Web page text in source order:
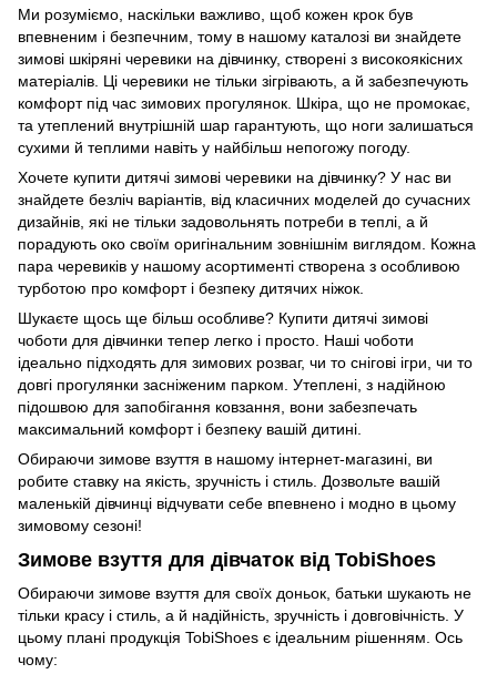
Ми розуміємо, наскільки важливо, щоб кожен крок був
впевненим і безпечним, тому в нашому каталозі ви знайдете
зимові шкіряні черевики на дівчинку, створені з високоякісних
матеріалів. Ці черевики не тільки зігрівають, а й забезпечують
комфорт під час зимових прогулянок. Шкіра, що не промокає,
та утеплений внутрішній шар гарантують, що ноги залишаться
сухими й теплими навіть у найбільш непогожу погоду.
Хочете купити дитячі зимові черевики на дівчинку? У нас ви
знайдете безліч варіантів, від класичних моделей до сучасних
дизайнів, які не тільки задовольнять потреби в теплі, а й
порадують око своїм оригінальним зовнішнім виглядом. Кожна
пара черевиків у нашому асортименті створена з особливою
турботою про комфорт і безпеку дитячих ніжок.
Шукаєте щось ще більш особливе? Купити дитячі зимові
чоботи для дівчинки тепер легко і просто. Наші чоботи
ідеально підходять для зимових розваг, чи то снігові ігри, чи то
довгі прогулянки засніженим парком. Утеплені, з надійною
підошвою для запобігання ковзання, вони забезпечать
максимальний комфорт і безпеку вашій дитині.
Обираючи зимове взуття в нашому інтернет-магазині, ви
робите ставку на якість, зручність і стиль. Дозвольте вашій
маленькій дівчинці відчувати себе впевнено і модно в цьому
зимовому сезоні!
Зимове взуття для дівчаток від TobiShoes
Обираючи зимове взуття для своїх доньок, батьки шукають не
тільки красу і стиль, а й надійність, зручність і довговічність. У
цьому плані продукція TobiShoes є ідеальним рішенням. Ось
чому: